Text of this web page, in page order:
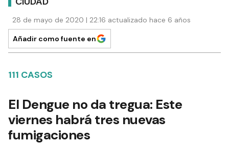
28 de mayo de 2020 | 22:16 actualizado hace 6 años
Añadir como fuente en
111 CASOS
El Dengue no da tregua: Este
viernes habrá tres nuevas
fumigaciones